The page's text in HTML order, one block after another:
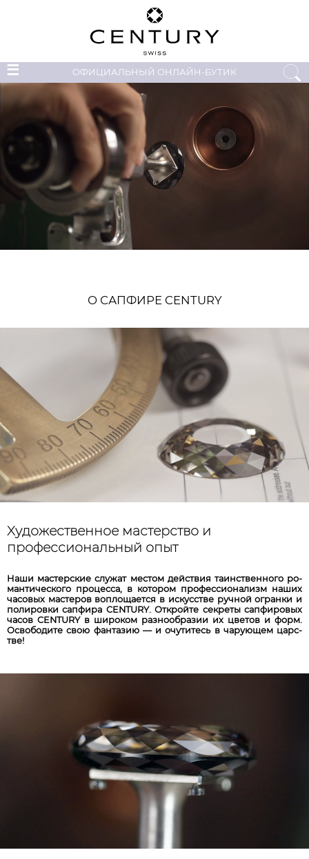
ОФИЦИАЛЬНЫЙ ОНЛАЙН-БУТИК
☰
О САПФИРЕ CENTURY
Художественное мастерство и
профессиональный опыт
На­ши мас­те­рские слу­жат мес­том дейст­вия та­инст­вен­но­го ро­
ман­ти­чес­ко­го про­цес­са, в ко­то­ром про­фес­сио­на­лизм на­ших
ча­со­вых мас­те­ров воп­ло­ща­ет­ся в ис­кус­стве руч­ной ог­ра­нки и
по­ли­ров­ки сап­фи­ра CENTURY. От­крой­те сек­ре­ты сап­фи­ро­вых
ча­сов CENTURY в ши­ро­ком раз­но­об­ра­зии их цве­тов и форм.
Ос­во­бо­ди­те свою фан­та­зию — и очу­ти­тесь в ча­ру­ющ­ем царс­
тве!